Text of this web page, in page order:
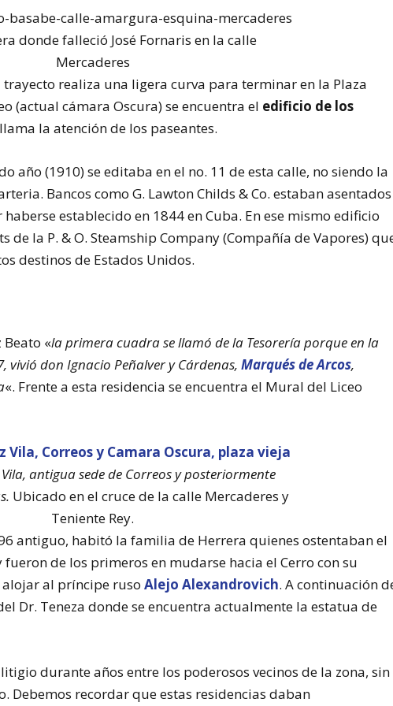
donde falleció José Fornaris en la calle
Mercaderes
realiza una ligera curva para terminar en la Plaza
(actual cámara Oscura) se encuentra el edificio de los
la atención de los paseantes.
año (1910) se editaba en el no. 11 de esta calle, no siendo la
Bancos como G. Lawton Childs & Co. estaban asentados
establecido en 1844 en Cuba. En ese mismo edificio
de la P. & O. Steamship Company (Compañía de Vapores)
destinos de Estados Unidos.
«la primera cuadra se llamó de la Tesorería porque en la
vivió don Ignacio Peñalver y Cárdenas,Marqués de Arcos,
«. Frente a esta residencia se encuentra el Mural del Liceo
antigua sede de Correos y posteriormente
Ubicado en el cruce de la calle Mercaderes y
Teniente Rey.
antiguo, habitó la familia de Herrera quienes ostentaban el
fueron de los primeros en mudarse hacia el Cerro con su
alojar al príncipe rusoAlejo Alexandrovich. A continuación
Dr. Teneza donde se encuentra actualmente la estatua de
durante años entre los poderosos vecinos de la zona, sin
Debemos recordar que estas residencias daban